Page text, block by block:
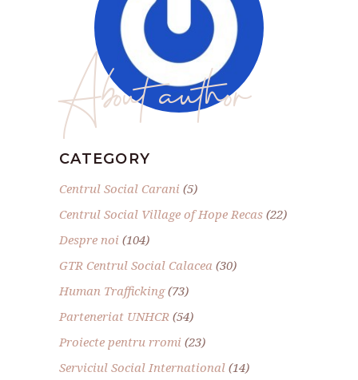
About author
CATEGORY
Centrul Social Carani (5)
Centrul Social Village of Hope Recas (22)
Despre noi (104)
GTR Centrul Social Calacea (30)
Human Trafficking(73)
Parteneriat UNHCR (54)
Proiecte pentru rromi (23)
Serviciul Social International (14)